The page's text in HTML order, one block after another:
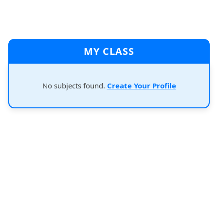
MY CLASS
No subjects found. Create Your Profile